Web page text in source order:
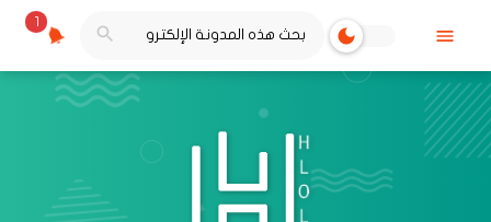
1